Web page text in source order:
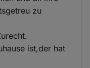
zu
ist,der hat